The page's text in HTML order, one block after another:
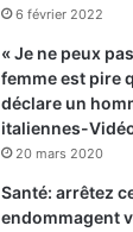
6 février 2022
« Je ne peux
femme est pire
déclare un
italiennes-
20 mars 2020
Santé: arrêtez
endommagent